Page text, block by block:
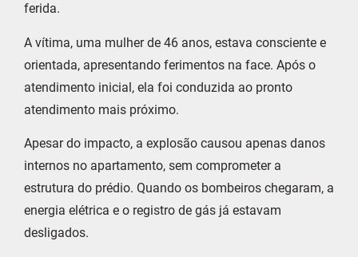
ferida.
A vítima, uma mulher de 46 anos, estava consciente e
orientada, apresentando ferimentos na face. Após o
atendimento inicial, ela foi conduzida ao pronto
atendimento mais próximo.
Apesar do impacto, a explosão causou apenas danos
internos no apartamento, sem comprometer a
estrutura do prédio. Quando os bombeiros chegaram, a
energia elétrica e o registro de gás já estavam
desligados.